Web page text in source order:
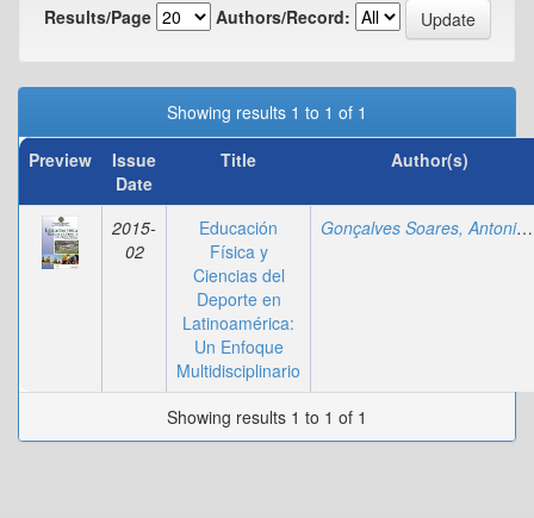
Results/Page
Authors/Record:
Showing results 1 to 1 of 1
Preview
Issue
Date
Title Author(s)
2015-
02
Educación
Física y
Ciencias del
Deporte en
Latinoamérica:
Un Enfoque
Multidisciplinario
Gonçalves Soares, Antonio;
Showing results 1 to 1 of 1